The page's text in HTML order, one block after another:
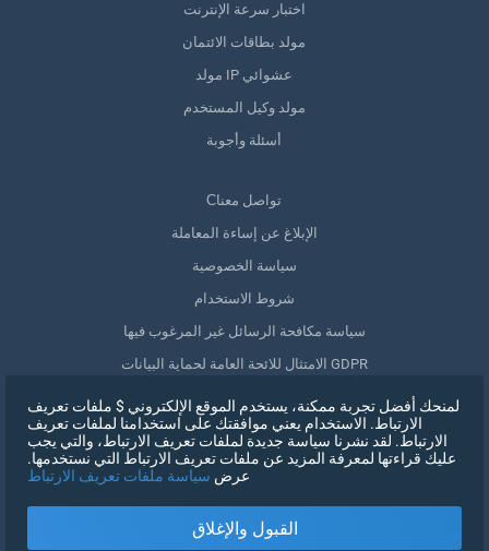
اختبار سرعة الإنترنت
مولد بطاقات الائتمان
مولد IP عشوائي
مولد وكيل المستخدم
أسئلة وأجوبة
Сتواصل معنا
الإبلاغ عن إساءة المعاملة
سياسة الخصوصية
شروط الاستخدام
سياسة مكافحة الرسائل غير المرغوب فيها
الامتثال للائحة العامة لحماية البيانات GDPR
حذف بياناتي
سحب الموافقة
لمنحك أفضل تجربة ممكنة، يستخدم الموقع الإلكتروني $ ملفات تعريف
الارتباط. الاستخدام يعني موافقتك على استخدامنا لملفات تعريف
الارتباط. لقد نشرنا سياسة جديدة لملفات تعريف الارتباط، والتي يجب
عليك قراءتها لمعرفة المزيد عن ملفات تعريف الارتباط التي نستخدمها.
عرض سياسة ملفات تعريف الارتباط
القبول والإغلاق